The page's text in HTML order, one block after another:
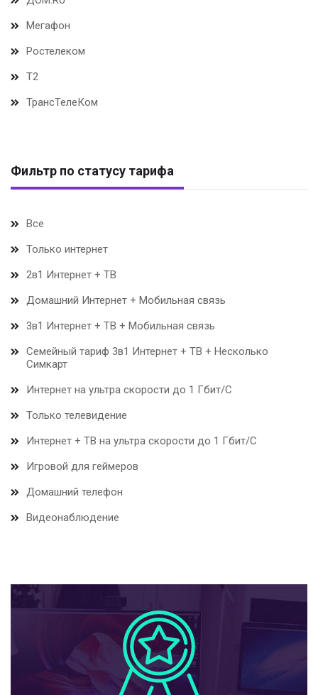
Мегафон
Ростелеком
Т2
ТрансТелеКом
Фильтр по статусу тарифа
Все
Только интернет
2в1 Интернет + ТВ
Домашний Интернет + Мобильная связь
3в1 Интернет + ТВ + Мобильная связь
Семейный тариф 3в1 Интернет + ТВ + Несколько
Симкарт
Интернет на ультра скорости до 1 Гбит/С
Только телевидение
Интернет + ТВ на ультра скорости до 1 Гбит/С
Игровой для геймеров
Домашний телефон
Видеонаблюдение